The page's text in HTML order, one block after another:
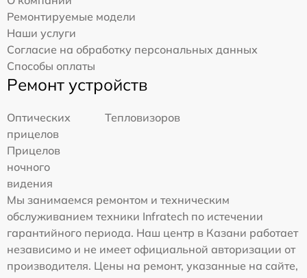
Ремонтируемые модели
Наши услуги
Согласие на обработку персональных данных
Способы оплаты
Ремонт устройств
Оптических
прицелов
Тепловизоров
Прицелов
ночного
видения
Мы занимаемся ремонтом и техническим
обслуживанием техники Infratech по истечении
гарантийного периода. Наш центр в Казани работает
независимо и не имеет официальной авторизации от
производителя. Цены на ремонт, указанные на сайте,